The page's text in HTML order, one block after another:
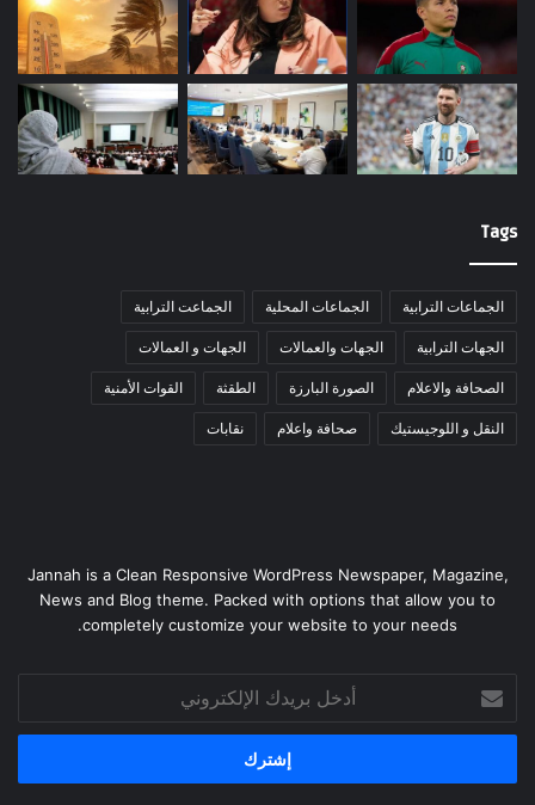
Tags
الجماعات الترابية الجماعات المحلية الجماعت الترابية
الجهات الترابية الجهات والعمالات الجهات و العمالات
الصحافة والاعلام الصورة البارزة الطقثة القوات الأمنية
النقل و اللوجيستيك صحافة واعلام نقابات
Jannah is a Clean Responsive WordPress Newspaper, Magazine,
News and Blog theme. Packed with options that allow you to
completely customize your website to your needs.
بريدك
الإلكتروني